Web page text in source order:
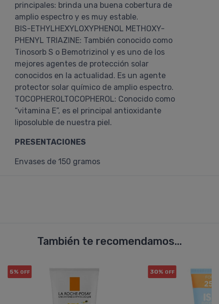
principales: brinda una buena cobertura de
amplio espectro y es muy estable.
BIS-ETHYLHEXYLOXYPHENOL METHOXY-
PHENYL TRIAZINE: También conocido como
Tinosorb S o Bemotrizinol y es uno de los
mejores agentes de protección solar
conocidos en la actualidad. Es un agente
protector solar químico de amplio espectro.
TOCOPHEROLTOCOPHEROL: Conocido como
“vitamina E”, es el principal antioxidante
liposoluble de nuestra piel.
PRESENTACIONES
Envases de 150 gramos
También te recomendamos...
5% OFF 30% OFF